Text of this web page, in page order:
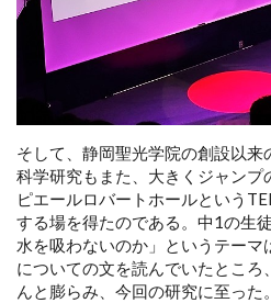
そして、静岡聖光学院の創設以来
科学研究もまた、大きくジャン
ピエールロバートホールという
する場を得たのである。中1の生
水を吸わないのか」というテー
についての文を読んでいたとこ
んと膨らみ、今回の研究に至っ